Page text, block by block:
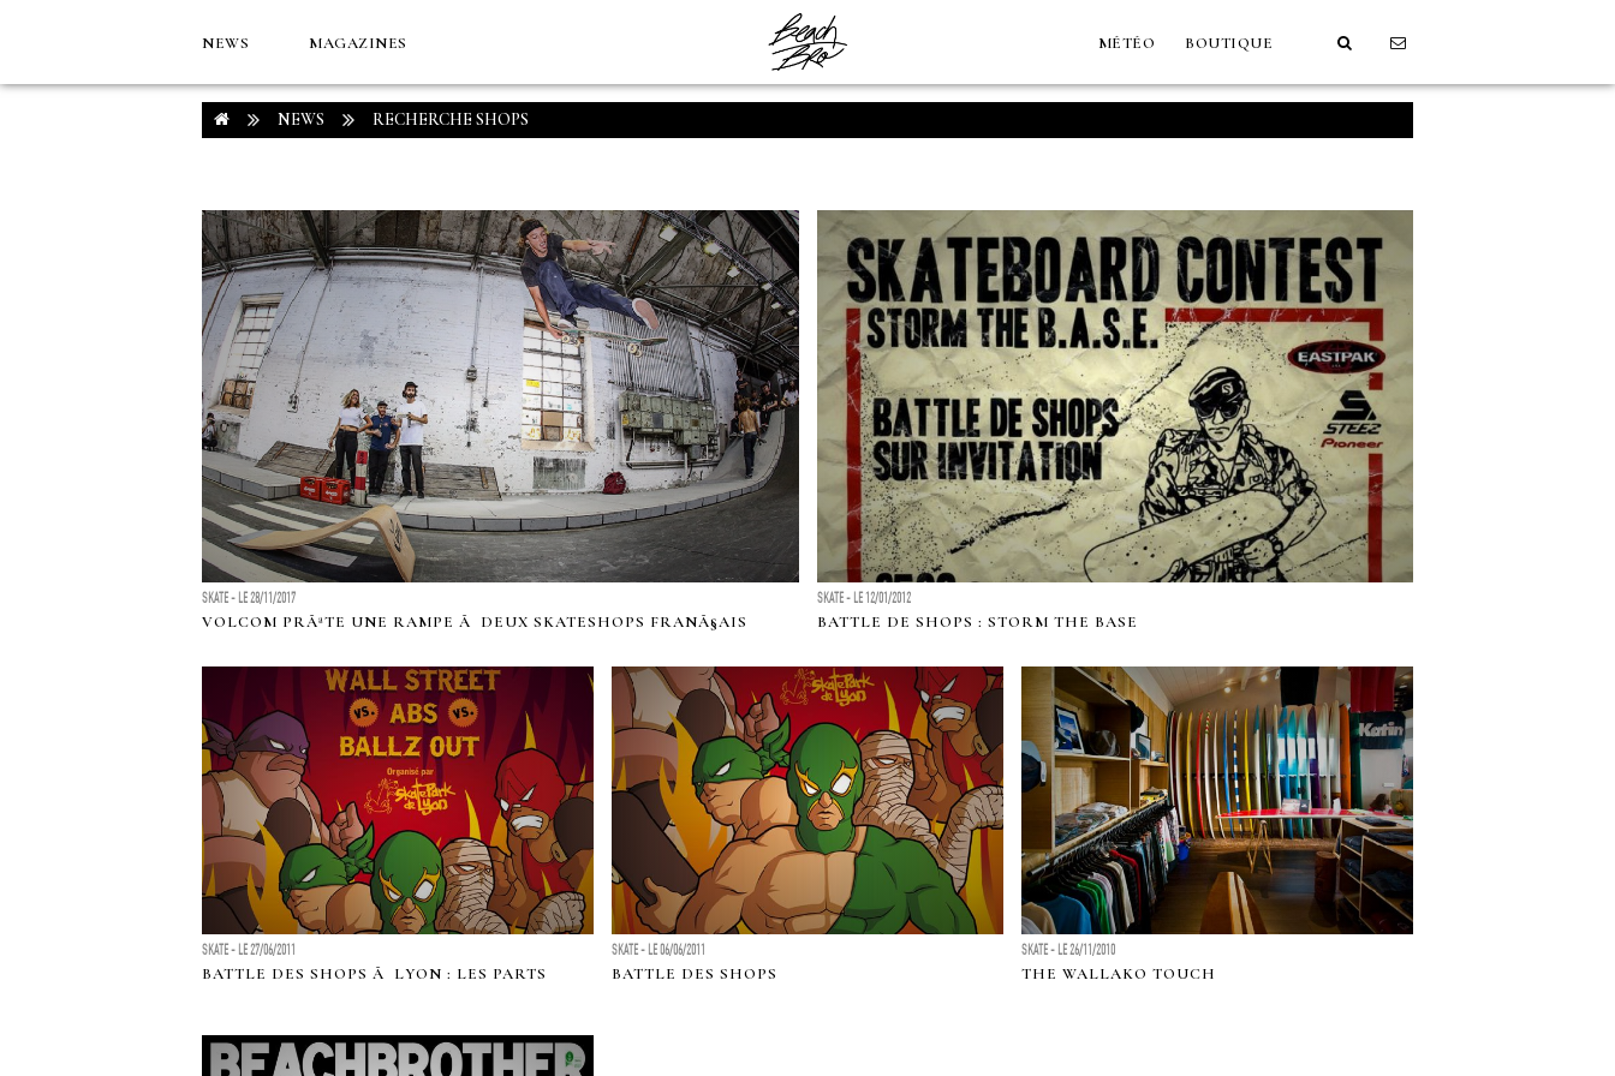
NEWS MAGAZINES MÉTÉO BOUTIQUE
NEWS RECHERCHE SHOPS
SKATE - LE 28/11/2017
VOLCOM PRÃªTE UNE RAMPE Ã DEUX SKATESHOPS FRANÃ§AIS
SKATE - LE 12/01/2012
BATTLE DE SHOPS : STORM THE BASE
SKATE - LE 27/06/2011
BATTLE DES SHOPS Ã LYON : LES PARTS
SKATE - LE 06/06/2011
BATTLE DES SHOPS
SKATE - LE 26/11/2010
THE WALLAKO TOUCH